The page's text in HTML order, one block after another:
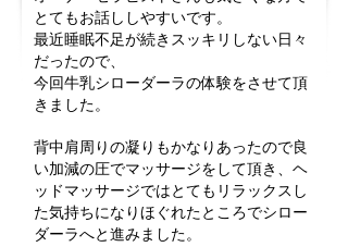
とてもお話ししやすいです。
最近睡眠不足が続きスッキリしない日々
だったので、
今回牛乳シローダーラの体験をさせて頂
きました。
背中肩周りの凝りもかなりあったので良
い加減の圧でマッサージをして頂き、ヘ
ッドマッサージではとてもリラックスし
た気持ちになりほぐれたところでシロー
ダーラへと進みました。